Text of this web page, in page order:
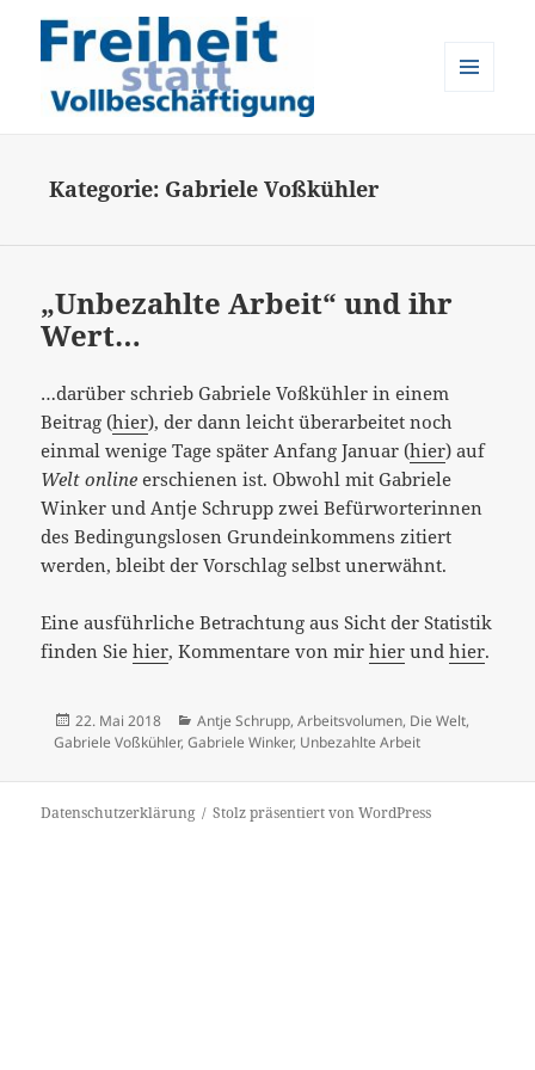
Kategorie: Gabriele Voßkühler
„Unbezahlte Arbeit“ und ihr
Wert…
…darüber schrieb Gabriele Voßkühler in einem
Beitrag (hier), der dann leicht überarbeitet noch
einmal wenige Tage später Anfang Januar (hier) auf
Welt online erschienen ist. Obwohl mit Gabriele
Winker und Antje Schrupp zwei Befürworterinnen
des Bedingungslosen Grundeinkommens zitiert
werden, bleibt der Vorschlag selbst unerwähnt.
Eine ausführliche Betrachtung aus Sicht der Statistik
finden Siehier, Kommentare von mirhier undhier.
Veröffentlicht
am
22. Mai 2018 Kategorien
Antje Schrupp, Arbeitsvolumen, Die Welt,
Gabriele Voßkühler, Gabriele Winker, Unbezahlte Arbeit
Datenschutzerklärung Stolz präsentiert von WordPress